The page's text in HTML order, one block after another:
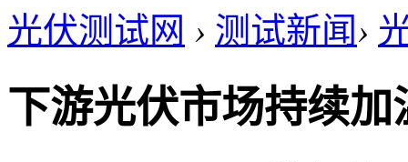
光伏测试网 › 测试新闻›
下游光伏市场持续